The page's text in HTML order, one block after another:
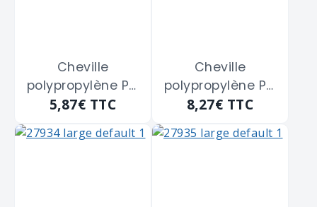
Cheville
polypropylène PC
FISCHER "18901" de
5,87€ TTC
Cheville
polypropylène PC
FISCHER "18902"
8,27€ TTC